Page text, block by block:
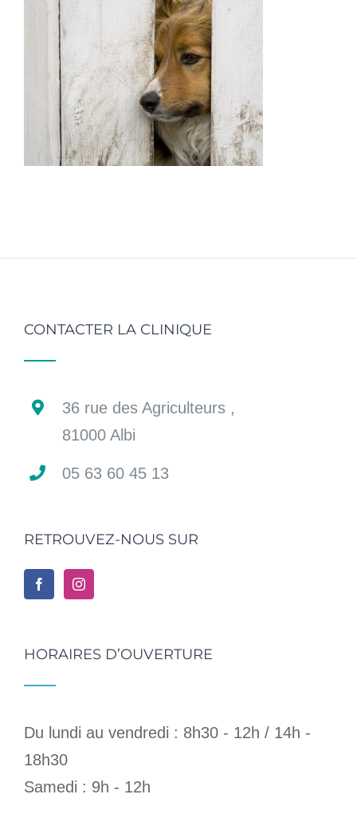
CONTACTER LA CLINIQUE
36 rue des Agriculteurs ,
81000 Albi
05 63 60 45 13
RETROUVEZ-NOUS SUR
HORAIRES D’OUVERTURE
Du lundi au vendredi : 8h30 - 12h / 14h -
18h30
Samedi : 9h - 12h